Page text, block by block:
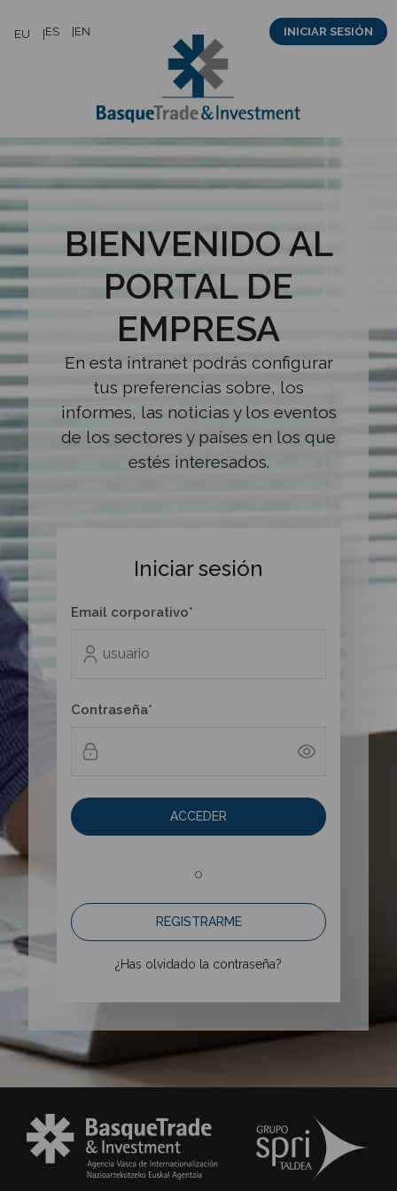
EU ES EN INICIAR SESIÓN
BIENVENIDO AL
PORTAL DE
EMPRESA
En esta intranet podrás configurar
tus preferencias sobre, los
informes, las noticias y los eventos
de los sectores y países en los que
estés interesados.
Iniciar sesión
Email corporativo*
Contraseña*
ACCEDER
o
REGISTRARME
¿Has olvidado la contraseña?